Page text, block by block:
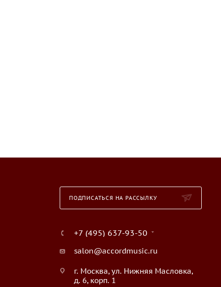
ПОДПИСАТЬСЯ НА РАССЫЛКУ
+7 (495) 637-93-50
salon@accordmusic.ru
г. Москва, ул. Нижняя Масловка,
д. 6, корп. 1